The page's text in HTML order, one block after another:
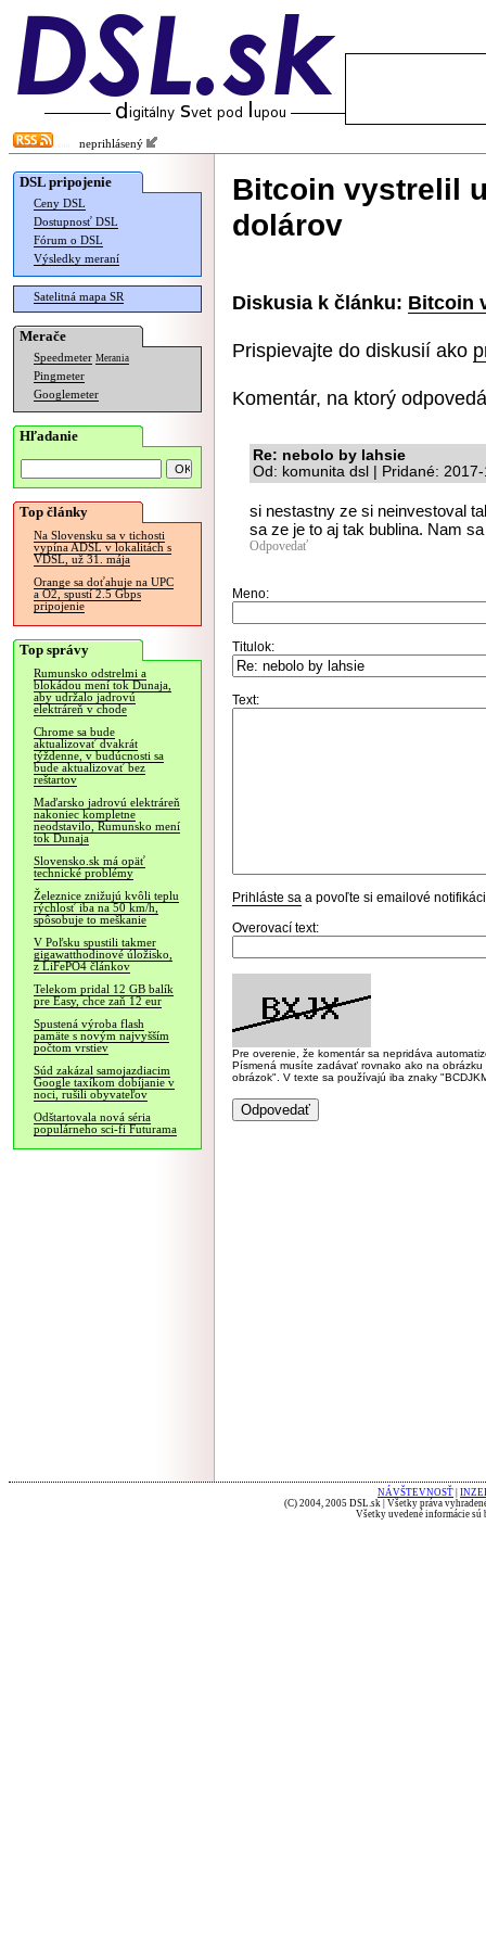
neprihlásený
DSL pripojenie
Ceny DSL
Dostupnosť DSL
Fórum o DSL
Výsledky meraní
Satelitná mapa SR
Merače
Speedmeter Merania
Pingmeter
Googlemeter
Hľadanie
Top články
Na Slovensku sa v tichosti
vypína ADSL v lokalitách s
VDSL, už 31. mája
Orange sa doťahuje na UPC
a O2, spustí 2.5 Gbps
pripojenie
Top správy
Rumunsko odstrelmi a
blokádou mení tok Dunaja,
aby udržalo jadrovú
elektráreň v chode
Chrome sa bude
aktualizovať dvakrát
týždenne, v budúcnosti sa
bude aktualizovať bez
reštartov
Maďarsko jadrovú elektráreň
nakoniec kompletne
neodstavilo, Rumunsko mení
tok Dunaja
Slovensko.sk má opäť
technické problémy
Železnice znižujú kvôli teplu
rýchlosť iba na 50 km/h,
spôsobuje to meškanie
V Poľsku spustili takmer
gigawatthodinové úložisko,
z LiFePO4 článkov
Telekom pridal 12 GB balík
pre Easy, chce zaň 12 eur
Spustená výroba flash
pamäte s novým najvyšším
počtom vrstiev
Súd zakázal samojazdiacim
Google taxíkom dobíjanie v
noci, rušili obyvateľov
Odštartovala nová séria
populárneho sci-fi Futurama
Bitcoin vystrelil
dolárov
Diskusia k článku: Bitcoin
Prispievajte do diskusií ako
Komentár, na ktorý
Re: nebolo by lahsie
Od: komunita dsl | Pridané:
si nestastny ze si neinvestoval
sa ze je to aj tak bublina. Nam
Odpovedať
Meno:
Titulok:
Text:
Prihláste sa a povoľte si emailové
Overovací text:
Pre overenie, že komentár sa nepridáva
Písmená musíte zadávať rovnako ako na
obrázok". V texte sa používajú iba znaky
NÁVŠTEVNOSŤ
(C) 2004, 2005 DSL.sk | Všetky práva
Všetky uvedené informácie sú